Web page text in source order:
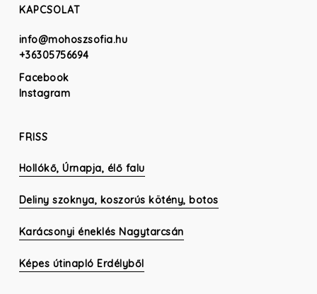
KAPCSOLAT
info@mohoszsofia.hu
+36305756694
Facebook
Instagram
FRISS
Hollókő, Úrnapja, élő falu
Deliny szoknya, koszorús kötény, botos
Karácsonyi éneklés Nagytarcsán
Képes útinapló Erdélyből